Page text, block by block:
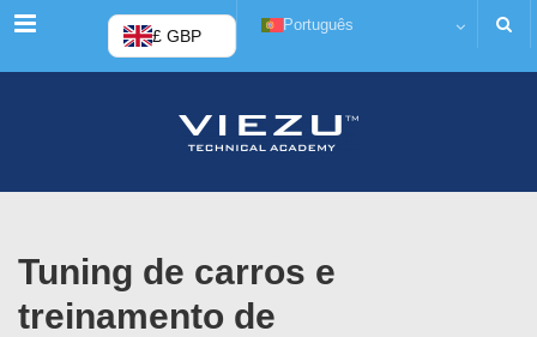
Cardápio £ GBP
Português
Tuning de carros e
treinamento de